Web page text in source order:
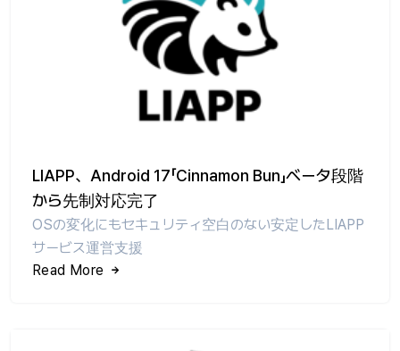
LIAPP、Android 17「Cinnamon Bun」ベータ段階
から先制対応完了
OSの変化にもセキュリティ空白のない安定したLIAPP
サービス運営支援
Read More